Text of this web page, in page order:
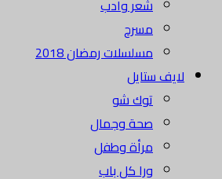
شعر وادب
مسرح
مسلسلات رمضان 2018
لايف ستايل
توك شو
صحة وجمال
مرأة وطفل
ورا كل باب